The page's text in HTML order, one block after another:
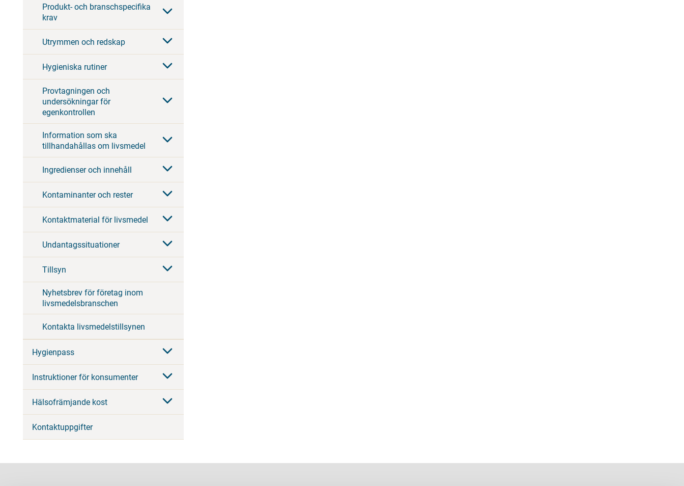
Produkt- och branschspecifika
krav
Utrymmen och redskap
Hygieniska rutiner
Provtagningen och
undersökningar för
egenkontrollen
Information som ska
tillhandahållas om livsmedel
Ingredienser och innehåll
Kontaminanter och rester
Kontaktmaterial för livsmedel
Undantagssituationer
Tillsyn
Nyhetsbrev för företag inom
livsmedelsbranschen
Kontakta livsmedelstillsynen
Hygienpass
Instruktioner för konsumenter
Hälsofrämjande kost
Kontaktuppgifter